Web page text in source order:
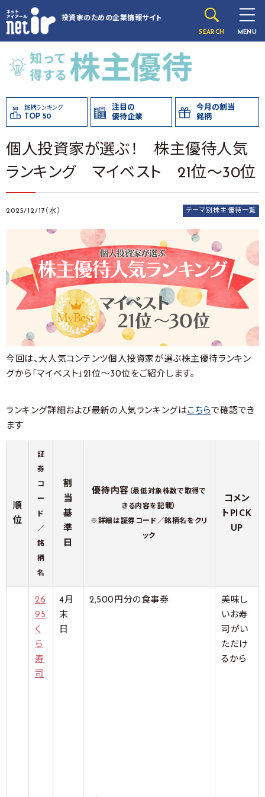
投資家のための企業情報サイト
SEARCH MENU
銘柄ランキング
TOP 50
注目の
優待企業
今月の割当
銘柄
個人投資家が選ぶ！ 株主優待人気
ランキング マイベスト 21位～30位
2025/12/17（水） テーマ別株主優待一覧
今回は、大人気コンテンツ個人投資家が選ぶ株主優待ランキン
グから「マイベスト」21位～30位をご紹介します。
ランキング詳細および最新の人気ランキングはこちら で確認でき
ます
順
位
証
券
コ
ー
ド
／
銘
柄
名
割
当
基
準
日
優待内容 （最低対象株数で取得で
きる内容を記載）
※詳細は証券コード／銘柄名をクリ
ック
コメン
トPICK
UP
26
95
く
ら
寿
司
4月
末
日
2,500円分の食事券
美味し
いお寿
司がい
ただけ
るから